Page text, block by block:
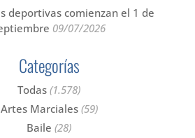
deportivas comienzan el 1 de
09/07/2026
Categorías
Todas (1.578)
Artes Marciales(59)
Baile (28)